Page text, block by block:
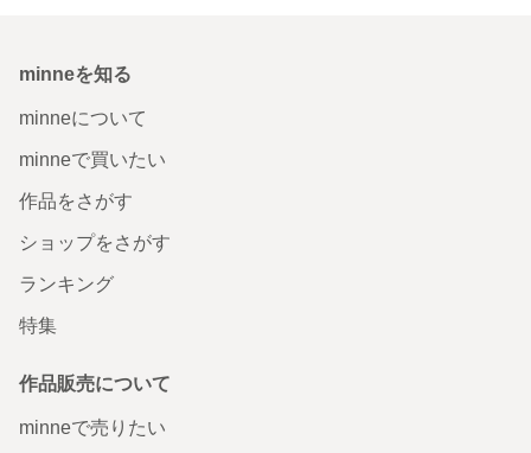
minneを知る
minneについて
minneで買いたい
作品をさがす
ショップをさがす
ランキング
特集
作品販売について
minneで売りたい